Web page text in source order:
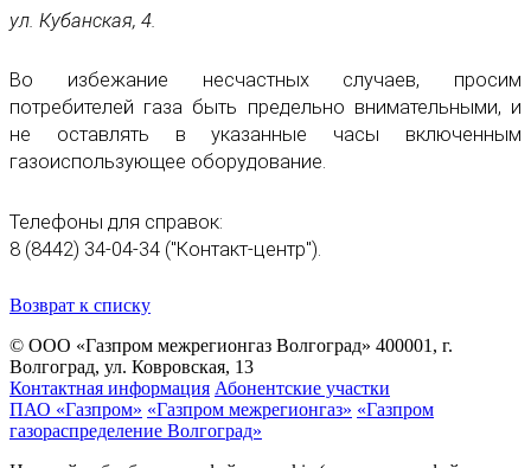
ул. Кубанская, 4.
Во избежание несчастных случаев, просим
потребителей газа быть предельно внимательными, и
не оставлять в указанные часы включенным
газоиспользующее оборудование.
Телефоны для справок:
8 (8442) 34-04-34 ("Контакт-центр").
Возврат к списку
© ООО «Газпром межрегионгаз Волгоград» 400001, г.
Волгоград, ул. Ковровская, 13
Контактная информация Абонентские участки
ПАО «Газпром» «Газпром межрегионгаз» «Газпром
газораспределение Волгоград»